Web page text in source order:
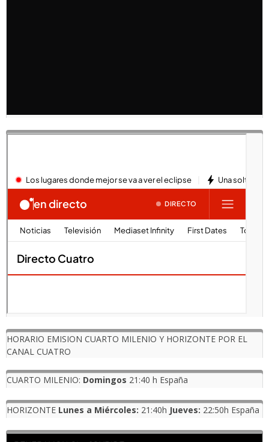
HORARIO EMISION CUARTO MILENIO Y HORIZONTE POR EL
CANAL CUATRO
CUARTO MILENIO: Domingos 21:40 h España
HORIZONTE Lunes a Miércoles: 21:40h Jueves: 22:50h España